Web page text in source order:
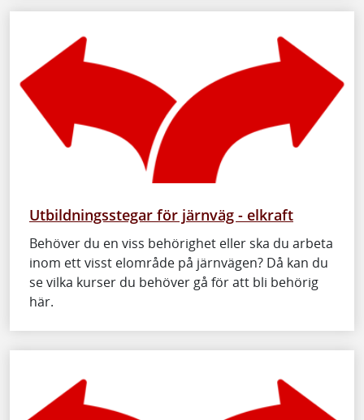
Utbildningsstegar för järnväg - elkraft
Behöver du en viss behörighet eller ska du arbeta
inom ett visst elområde på järnvägen? Då kan du
se vilka kurser du behöver gå för att bli behörig
här.